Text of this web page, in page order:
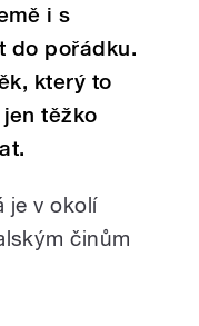
i s
do pořádku.
který to
těžko
je v okolí
činům